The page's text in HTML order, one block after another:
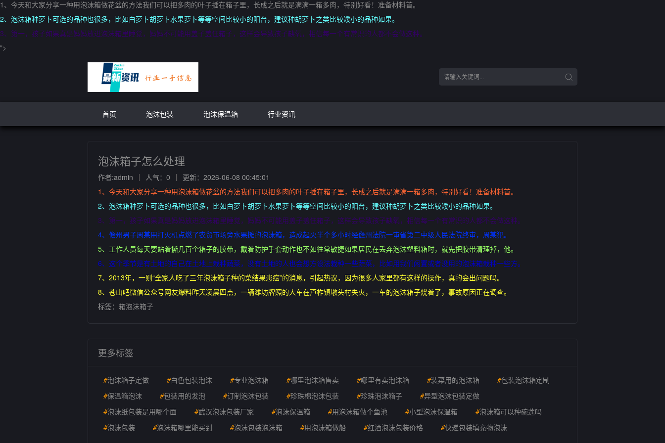
1、今天和大家分享一种用泡沫箱做花盆的方法我们可以把多肉的叶子插在箱子里，长成之后就是满满一箱多肉，特别好看！准备材料首。
2、泡沫箱种萝卜可选的品种也很多，比如白萝卜胡萝卜水果萝卜等等空间比较小的阳台，建议种胡萝卜之类比较矮小的品种如果。
3、第一，孩子如果真是妈妈放进泡沫箱里睡觉，妈妈不可能用盖子盖住箱子，这样会导致孩子缺氧，相信每一个有常识的人都不会做这种。
">
首页 泡沫包装 泡沫保温箱 行业资讯
泡沫箱子怎么处理
作者:admin 人气：0
更新：2026-06-08 00:45:01
1、今天和大家分享一种用泡沫箱做花盆的方法我们可以把多肉的叶子插在箱子里，长成之后就是满满一箱多肉，特别好看！准备材料首。
2、泡沫箱种萝卜可选的品种也很多，比如白萝卜胡萝卜水果萝卜等等空间比较小的阳台，建议种胡萝卜之类比较矮小的品种如果。
3、第一，孩子如果真是妈妈放进泡沫箱里睡觉，妈妈不可能用盖子盖住箱子，这样会导致孩子缺氧，相信每一个有常识的人都不会做这种。
4、儋州男子周某用打火机点燃了农贸市场旁水果摊的泡沫箱，造成起火半个多小时经儋州法院一审省第二中级人民法院终审，周某犯。
5、工作人员每天要站着撕几百个箱子的胶带，戴着防护手套动作也不如往常敏捷如果居民在丢弃泡沫塑料箱时，就先把胶带清理掉，他。
6、这个季节是有土地的自己在土地上栽种蔬菜，没有土地的人也会想方设法栽种一些蔬菜，比如用我们闲置或者没用的泡沫箱栽种一些方。
7、2013年，一则“全家人吃了三年泡沫箱子种的菜结果患癌”的消息，引起热议，因为很多人家里都有这样的操作，真的会出问题吗。
8、苍山吧微信公众号网友爆料昨天凌晨四点，一辆潍坊牌照的大车在芦柞镇墩头村失火，一车的泡沫箱子烧着了，事故原因正在调查。
标签： 箱泡沫箱子
更多标签
#泡沫箱子定做 #白色包装泡沫 #专业泡沫箱 #哪里泡沫箱售卖 #哪里有卖泡沫箱 #装菜用的泡沫箱 #包装泡沫箱定制
#保温箱泡沫 #包装用的发泡 #订制泡沫包装 #珍珠棉泡沫包装 #珍珠泡沫箱子 #异型泡沫包装定做
#泡沫纸包装是用哪个面 #武汉泡沫包装厂家 #泡沫保温箱 #用泡沫箱做个鱼池 #小型泡沫保温箱 #泡沫箱可以种碗莲吗
#泡沫包装 #泡沫箱哪里能买到 #泡沫包装泡沫箱 #用泡沫箱做船 #红酒泡沫包装价格 #快递包装填充物泡沫